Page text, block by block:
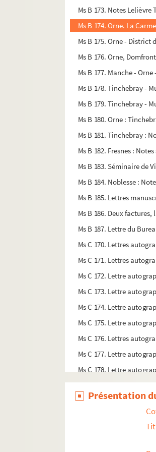
Ms B 173. Notes
Ms B 174. Orne. La
Ms B 175. Orne -
Ms B 176. Orne,
Ms B 177. Manche -
Ms B 178. Tinchebray -
Ms B 179. Tinchebray -
Ms B 180. Orne :
Ms B 181. Tinchebray :
Ms B 182. Fresnes :
Ms B 183. Séminaire de
Ms B 184. Noblesse :
Ms B 185. Lettres
Ms B 186. Deux
Ms B 187. Lettre du
Ms C 170. Lettres
Ms C 171. Lettres
Ms C 172. Lettre
Ms C 173. Lettre
Ms C 174. Lettre
Ms C 175. Lettre
Ms C 176. Lettres
Ms C 177. Lettre
Ms C 178. Lettre
Ms C 179. Lettres
Ms C 180. Brevet
Ms C 181. Nomination
Ms C 182. Lettre de
Présentation